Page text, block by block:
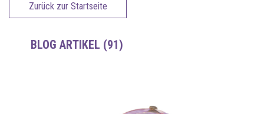
Zurück zur Startseite
BLOG ARTIKEL (91)